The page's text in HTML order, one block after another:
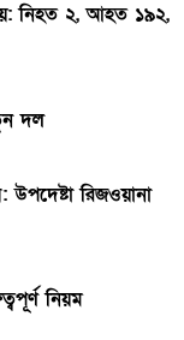
নিহত ২, আহত ১৯২,
দল
রিজওয়ানা
নিয়ম